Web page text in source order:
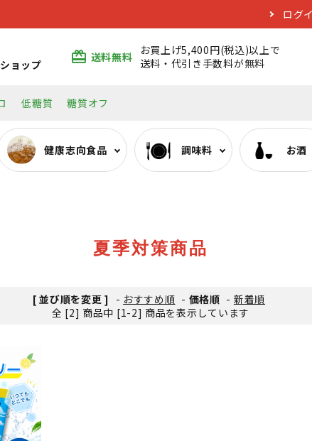
ログ
ョップ
card_giftcard 送料無料
お買上げ5,400円(税込)以上で
送料・代引き手数料が無料
低糖質 糖質オフ
健康志向食品 調味料 お酒
夏季対策商品
[ 並び順を変更 ] - おすすめ順 - 価格順 - 新着順
全 [2] 商品中 [1-2] 商品を表示しています